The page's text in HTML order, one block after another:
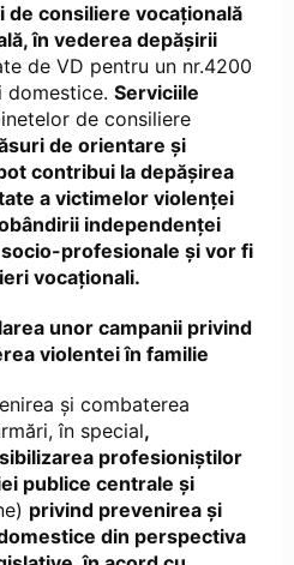
consiliere vocațională
în vederea depășirii
de VD pentru un nr.4200
domestice. Serviciile
de consiliere
de orientare și
contribui la depășirea
a victimelor violenței
independenței
profesionale și vor fi
vocaționali.
unor campanii privind
violentei în familie
și combaterea
în special,
profesioniștilor
publice centrale și
privind prevenirea şi
din perspectiva